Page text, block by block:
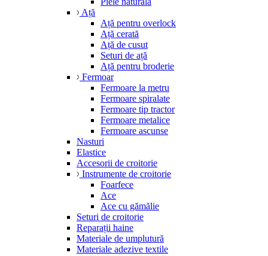
Ață
Ață pentru overlock
Ață cerată
Ață de cusut
Seturi de ață
Ață pentru broderie
Fermoar
Fermoare la metru
Fermoare spiralate
Fermoare tip tractor
Fermoare metalice
Fermoare ascunse
Nasturi
Elastice
Accesorii de croitorie
Instrumente de croitorie
Foarfece
Ace
Ace cu gămălie
Seturi de croitorie
Reparații haine
Materiale de umplutură
Materiale adezive textile